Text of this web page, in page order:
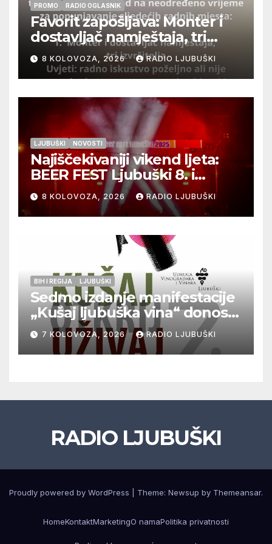
PROMO RADIO OGLASNIK
Favorit zapošljava: Monter i
dostavljač namještaja, tri
izvršitelja
8 KOLOVOZA, 2026 RADIO LJUBUŠKI
LJUBUŠKI NOVOSTI
Najiščekivaniji vikend ljeta:
BEER FEST Ljubuški 8. i
9.kolovoza
8 KOLOVOZA, 2026 RADIO LJUBUŠKI
BIH I REGIJA LJUBUŠKI
Sedmo izdanje manifestacije
„Kušaj ljubuška vina“ donosi
vrhunska vina, gastronomiju i
glazbu
7 KOLOVOZA, 2026 RADIO LJUBUŠKI
RADIO LJUBUŠKI
Proudly powered by WordPress Theme: Newsup by Themeansar.
HomeKontaktMarketingO namaPolitika privatnosti